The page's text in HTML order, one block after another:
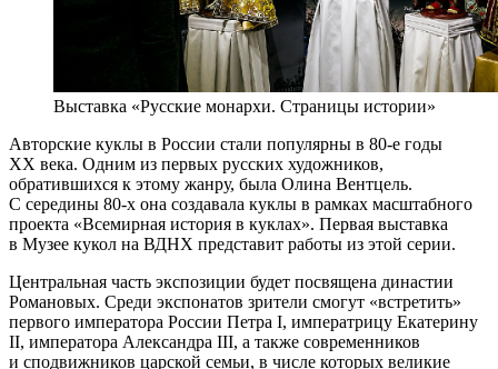
Выставка «Русские монархи. Страницы истории»
Авторские куклы в России стали популярны в 80-е годы
XX века. Одним из первых русских художников,
обратившихся к этому жанру, была Олина Вентцель.
С середины 80-х она создавала куклы в рамках масштабного
проекта «Всемирная история в куклах». Первая выставка
в Музее кукол на ВДНХ представит работы из этой серии.
Центральная часть экспозиции будет посвящена династии
Романовых. Среди экспонатов зрители смогут «встретить»
первого императора России Петра I, императрицу Екатерину
II, императора Александра III, а также современников
и сподвижников царской семьи, в числе которых великие